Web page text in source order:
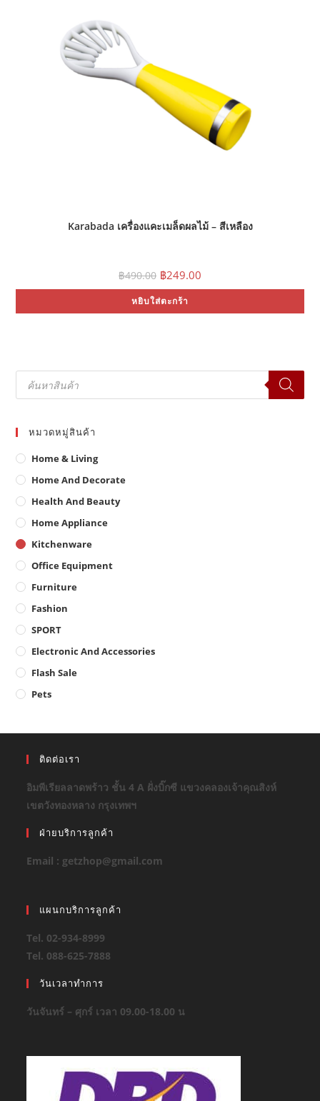
Karabada เครื่องแคะเมล็ดผลไม้ – สีเหลือง
฿490.00 Original
price
was:
฿490.00.
฿249.00
is:
หยิบใส่ตะกร้า
Products
search
หมวดหมู่สินค้า
Home & Living
Home And Decorate
Health And Beauty
Home Appliance
Kitchenware
Office Equipment
Furniture
Fashion
SPORT
Electronic And Accessories
Flash Sale
Pets
ติดต่อเรา
อิมพีเรียลลาดพร้าว ชั้น 4 A ฝั่งบิ๊กซี แขวงคลองเจ้าคุณสิงห์
เขตวังทองหลาง กรุงเทพฯ
ฝ่ายบริการลูกค้า
Email : getzhop@gmail.com
แผนกบริการลูกค้า
Tel. 02-934-8999
Tel. 088-625-7888
วันเวลาทำการ
วันจันทร์ – ศุกร์ เวลา 09.00-18.00 น